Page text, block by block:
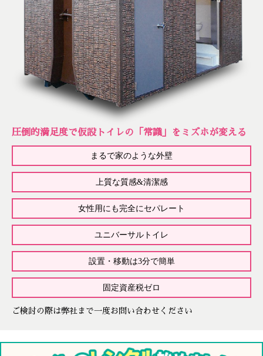
圧倒的満足度で仮設トイレの「常識」をミズホが変える
まるで家のような外壁
上質な質感&清潔感
女性用にも完全にセパレート
ユニバーサルトイレ
設置・移動は3分で簡単
固定資産税ゼロ
ご検討の際は弊社まで一度お問い合わせください